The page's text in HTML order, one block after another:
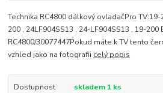
Technika RC4800 dálkový ovladačPro
200 , 24LF904SS13 , 24-LF904SS13 , 19-200
RC4800/30077447Pokud máte k TV tento
vzhled jako na fotografii celý popis
Dostupnost skladem 1 ks